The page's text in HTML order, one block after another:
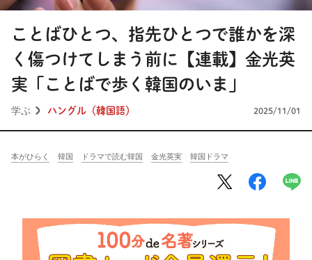
中国語 ハングル（韓国語）
その他
暮らす 料理 園芸 ハンドメイド
健康 その他
NHKブックス 100分de名著
作品 その他
ことばひとつ、指先ひとつで誰かを深
く傷つけてしまう前に【連載】金光英
実「ことばで歩く韓国のいま」
学ぶ ハングル（韓国語） 2025/11/01
本がひらく 韓国 ドラマで読む韓国 金光英実 韓国ドラマ